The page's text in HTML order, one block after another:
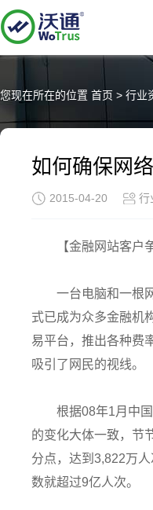
您现在所在的位置 首页 > 行业
如何确保网
2015-04-20 行
【金融网站客户
一台电脑和一根
式已成为众多金融机
易平台，推出各种费
吸引了网民的视线。
根据08年1月中
的变化大体一致，节
分点，达到3,822万
数就超过9亿人次。